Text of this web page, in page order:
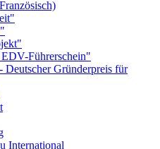
Führerschein"
Gründerpreis für
International